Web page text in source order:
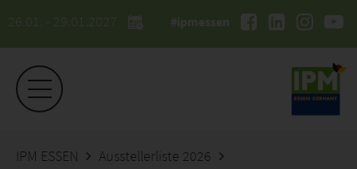
26.01. - 29.01.2027 #ipmessen
IPM ESSEN
Ausstellerliste 2026